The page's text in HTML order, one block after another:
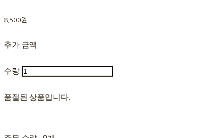
8,500원
추가 금액
수량
품절된 상품입니다.